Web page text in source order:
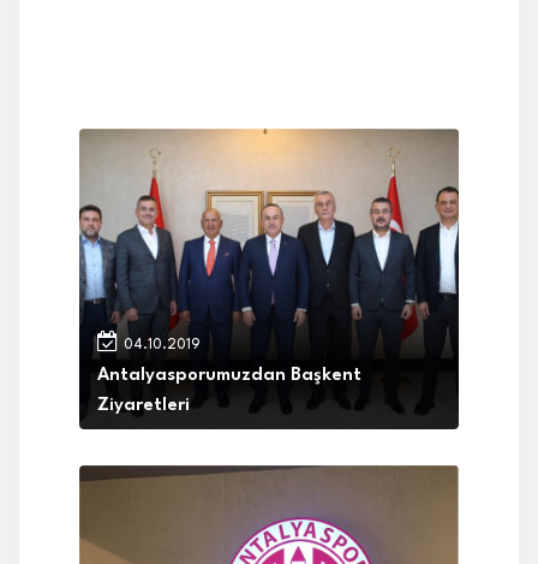
04.10.2019
Antalyasporumuzdan Başkent
Ziyaretleri